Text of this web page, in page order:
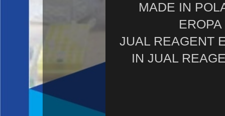
MADE IN
JUAL REAGENT
IN JUAL